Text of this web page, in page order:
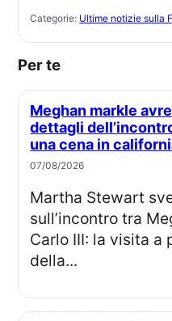
Categorie: Ultime notizie sulla
Per te
Meghan markle avrebbe raccontato
dettagli
una cena in
07/08/2026
Martha Stewart svela dettagli
sull’incontro tra
Carlo III: la visita a
della...